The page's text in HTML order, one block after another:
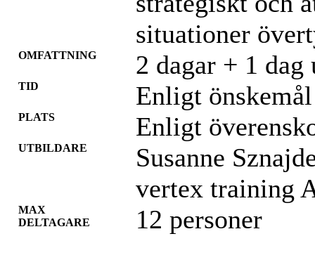
situationer
OMFATTNING 2 dagar + 1
TID Enligt önskemål
PLATS Enligt
UTBILDARE
Susanne
vertex training
MAX
DELTAGARE
12 personer